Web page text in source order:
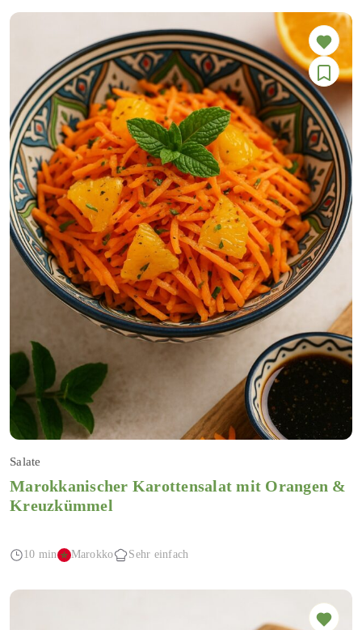
Salate
Marokkanischer Karottensalat mit Orangen &
Kreuzkümmel
10 min Marokko Sehr einfach